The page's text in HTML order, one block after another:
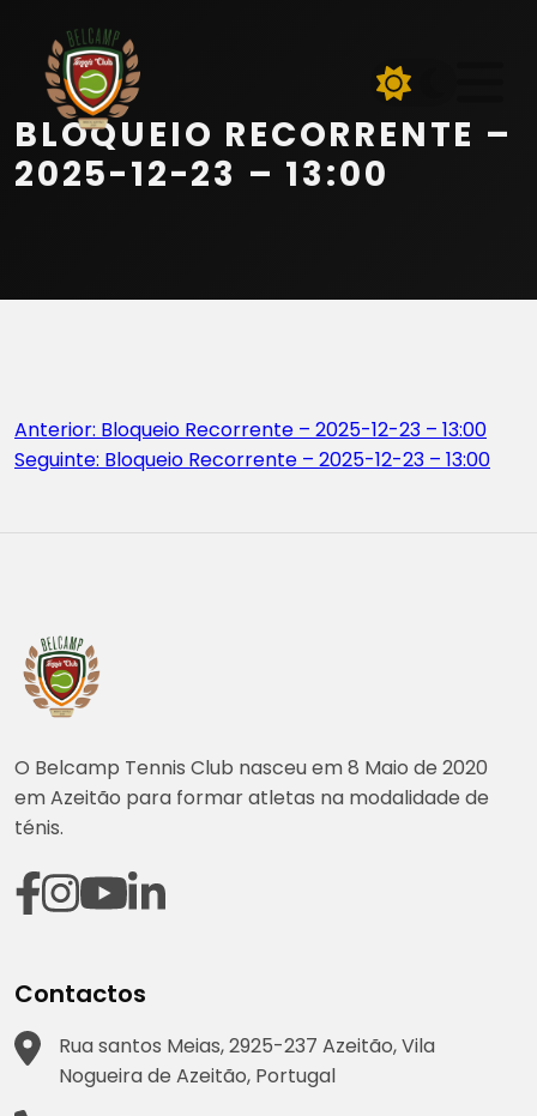
Início
Equipa
Serviços
Beach Tennis
BLOQUEIO RECORRENTE –
2025-12-23 – 13:00
Navegação
de
Anterior: Bloqueio Recorrente – 2025-12-23 – 13:00
Seguinte: Bloqueio Recorrente – 2025-12-23 – 13:00
O Belcamp Tennis Club nasceu em 8 Maio de 2020
em Azeitão para formar atletas na modalidade de
ténis.
Contactos
Rua santos Meias, 2925-237 Azeitão, Vila
Nogueira de Azeitão, Portugal